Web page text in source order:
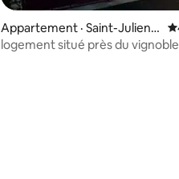
de 5 sur 5, 26
Appartement · Saint-Julien-
de-Concelles
logement situé près du